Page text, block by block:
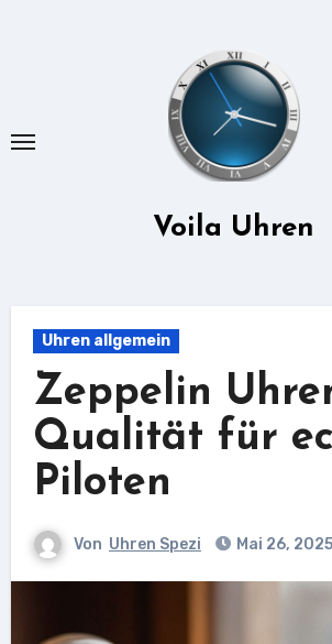
Voila Uhren
Uhren allgemein
Zeppelin
Qualität für
Piloten
Von Uhren Spezi Mai 26, 2025